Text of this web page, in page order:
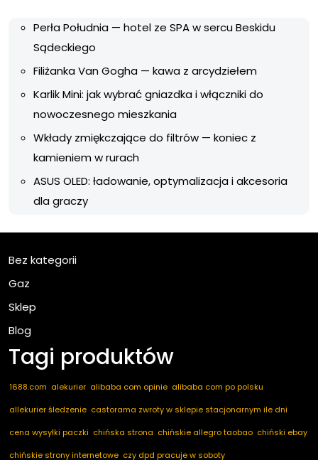
Perła Południa — hotel ze SPA w sercu Beskidu
Sądeckiego
Filiżanka Van Gogha — kawa z arcydziełem
Karlik Mini: jak wybrać gniazdka i włączniki do
nowoczesnego mieszkania
Wkłady zmiękczające do filtrów — koniec z
kamieniem w rurach
ASUS OLED: ładowanie, optymalizacja i akcesoria
dla graczy
Bez kategorii
Gaz
Sklep
Blog
Tagi produktów
1688.com alekurier alibaba com opinie alibaba com po polsku
allekurier śledzenie castorama zwroty w sklepie stacjonarnym ile dni
cena wysyłki paczki chińska strona chińskie allegro taobao chiński ebay
chińskie strony internetowe czy dpd pracuje w soboty